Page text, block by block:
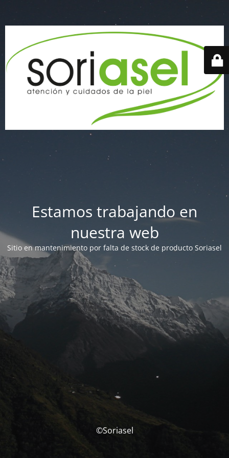
Estamos trabajando en
nuestra web
Sitio en mantenimiento por falta de stock de producto Soriasel
©Soriasel